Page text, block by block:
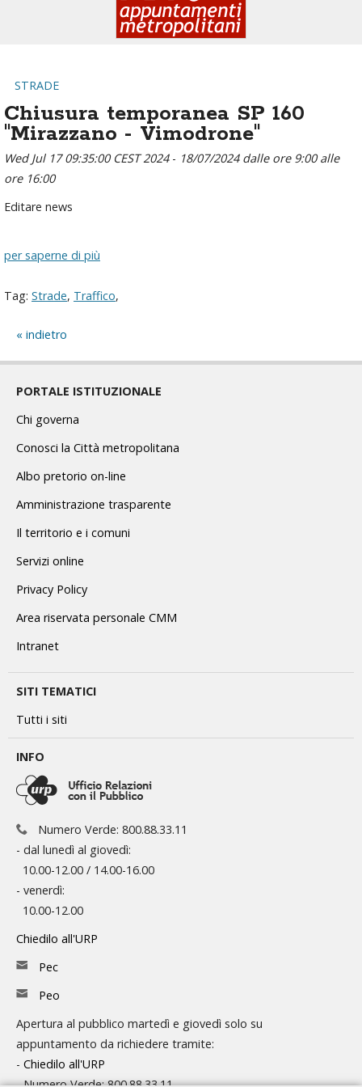
STRADE
Chiusura temporanea SP 160
"Mirazzano - Vimodrone"
Wed Jul 17 09:35:00 CEST 2024- 18/07/2024 dalle ore 9:00 alle
ore 16:00
Editare news
per saperne di più
Tag: Strade, Traffico,
indietro
PORTALE ISTITUZIONALE
Chi governa
Conosci la Città metropolitana
Albo pretorio on-line
Amministrazione trasparente
Il territorio e i comuni
Servizi online
Privacy Policy
Area riservata personale CMM
Intranet
SITI TEMATICI
Tutti i siti
INFO
Numero Verde: 800.88.33.11
- dal lunedì al giovedì:
10.00-12.00 / 14.00-16.00
- venerdì:
10.00-12.00
Chiedilo all'URP
Pec
Peo
Apertura al pubblico martedì e giovedì solo su
appuntamento da richiedere tramite:
- Chiedilo all'URP